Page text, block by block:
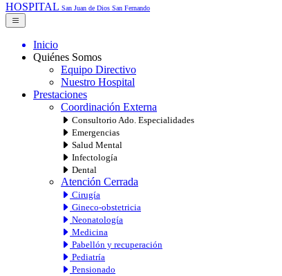
HOSPITAL San Juan de Dios San Fernando
Inicio
Quiénes Somos
Equipo Directivo
Nuestro Hospital
Prestaciones
Coordinación Externa
Consultorio Ado. Especialidades
Emergencias
Salud Mental
Infectología
Dental
Atención Cerrada
Cirugía
Gineco-obstetricia
Neonatología
Medicina
Pabellón y recuperación
Pediatría
Pensionado